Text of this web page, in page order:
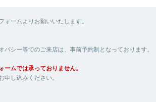
ームよりお願いいたします。
シー等でのご来店は、事前予約制となっております。
ムでは承っておりません。
し込みください。